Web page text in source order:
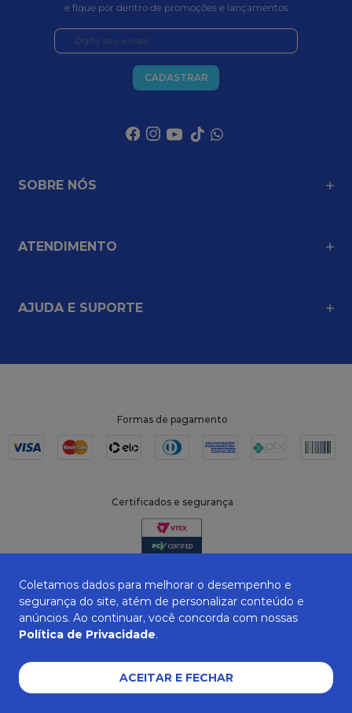
e fique por dentro de promoções e lançamentos
CADASTRAR
SOBRE NÓS
ATENDIMENTO
AJUDA E SUPORTE
Formas de pagamento
Certificados e segurança
ZANEPAN 2022 | CNPJ: 04.319.228/0001-08 | AVENIDA MAURO MIRANDA
Coletamos dados para melhorar o desempenho e
segurança do site, atém de personalizar conteúdo e
anúncios. Ao continuar, você concorda com nossas
Política de Privacidade.
ACEITAR E FECHAR